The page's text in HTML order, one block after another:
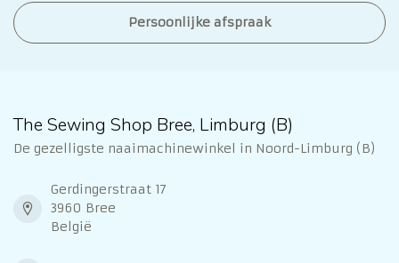
Persoonlijke afspraak
The Sewing Shop Bree, Limburg (B)
De gezelligste naaimachinewinkel in Noord-Limburg (B)
Gerdingerstraat 17
3960 Bree
België